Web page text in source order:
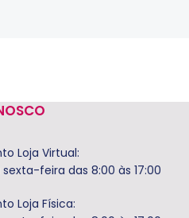
Loja Virtual:
feira das 8:00 às 17:00
Loja Física: